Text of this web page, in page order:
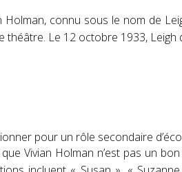
Holman, connu sous le nom de
théâtre. Le 12 octobre 1933, Leigh
pour un rôle secondaire
Vivian Holman n’est pas un